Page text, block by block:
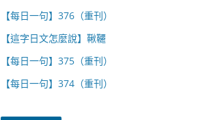
【每日一句】376（重刊）
【這字日文怎麼說】鞦韆
【每日一句】375（重刊）
【每日一句】374（重刊）